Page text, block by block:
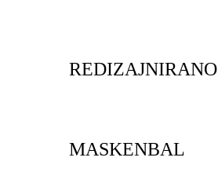
REDIZAJNIRANO
MASKENBAL